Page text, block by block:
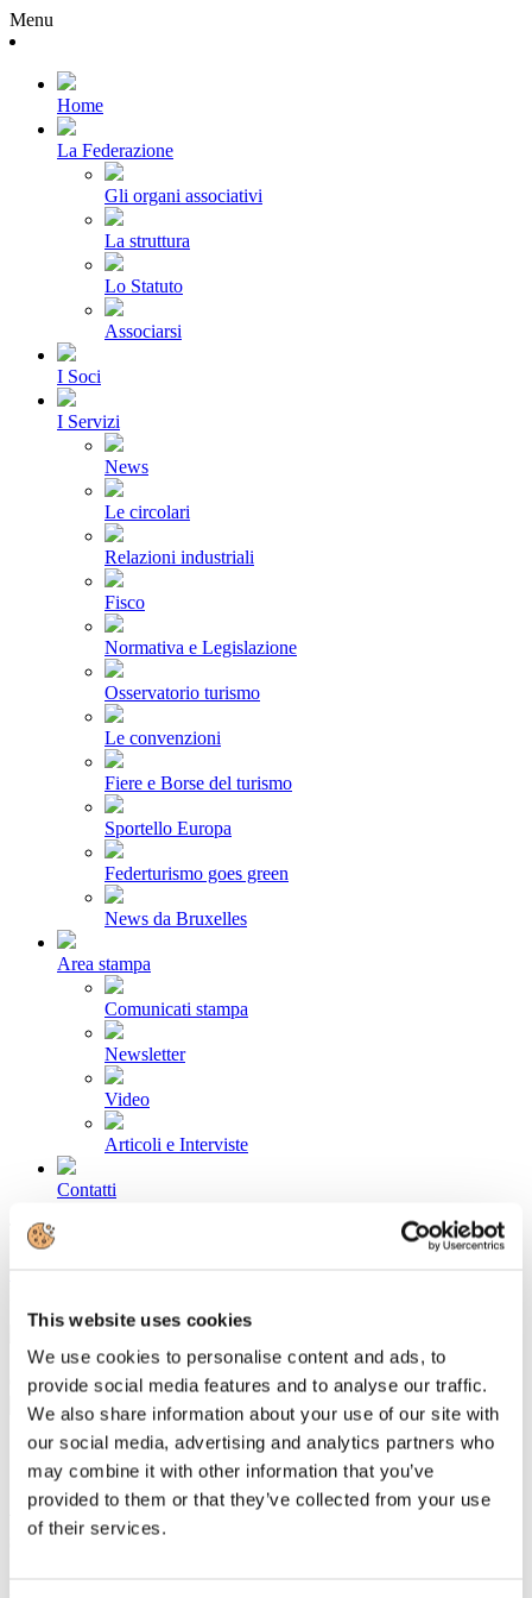
This website uses cookies
We use cookies to personalise content and ads, to
provide social media features and to analyse our traffic.
We also share information about your use of our site with
our social media, advertising and analytics partners who
may combine it with other information that you’ve
provided to them or that they’ve collected from your use
of their services.
Menu
Home
La Federazione
Gli organi associativi
La struttura
Lo Statuto
Associarsi
I Soci
I Servizi
News
Le circolari
Relazioni industriali
Fisco
Normativa e Legislazione
Osservatorio turismo
Le convenzioni
Fiere e Borse del turismo
Sportello Europa
Federturismo goes green
News da Bruxelles
Area stampa
Comunicati stampa
Newsletter
Video
Articoli e Interviste
Contatti
Tel. +39 320 57 80 986
Email segreteria@federturismo.it
Cerca...
Assomarinas: anche l’Anci in pressing
sulla questione dei canoni demaniali